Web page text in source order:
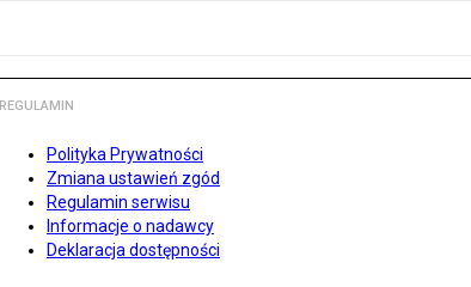
REGULAMIN
Polityka Prywatności
Zmiana ustawień zgód
Regulamin serwisu
Informacje o nadawcy
Deklaracja dostępności